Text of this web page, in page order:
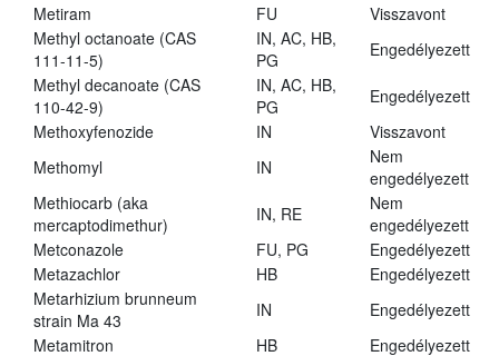
Metiram
FU
Visszavont
Methyl octanoate (CAS
111-11-5)
IN, AC, HB,
PG
Engedélyezett
Methyl decanoate (CAS
110-42-9)
IN, AC, HB,
PG
Engedélyezett
Methoxyfenozide
IN
Visszavont
Methomyl
IN
Nem
engedélyezett
Methiocarb (aka
mercaptodimethur)
IN, RE
Nem
engedélyezett
Metconazole
FU, PG
Engedélyezett
Metazachlor
HB
Engedélyezett
Metarhizium brunneum
strain Ma 43
IN
Engedélyezett
Metamitron
HB
Engedélyezett